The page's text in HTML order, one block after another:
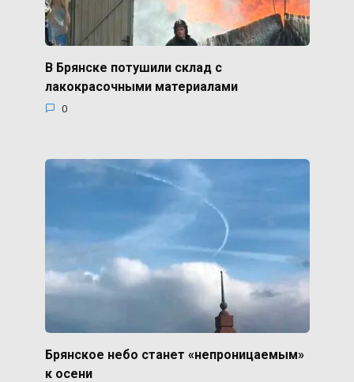
В Брянске потушили склад с
лакокрасочными материалами
0
Брянское небо станет «непроницаемым»
к осени